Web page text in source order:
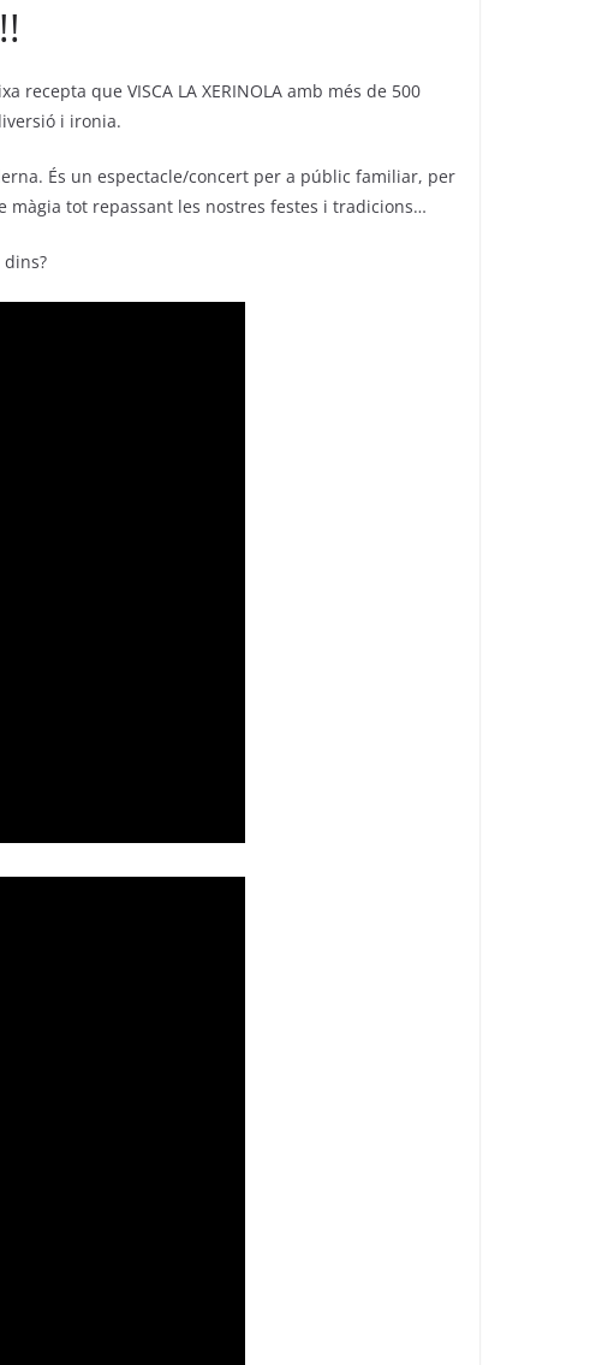
que VISCA LA XERINOLA amb més de 500
i ironia.
És un espectacle/concert per a públic familiar, per
màgia tot repassant les nostres festes i tradicions…